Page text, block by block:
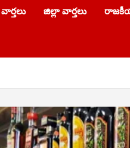
జిల్లా వార్తలు